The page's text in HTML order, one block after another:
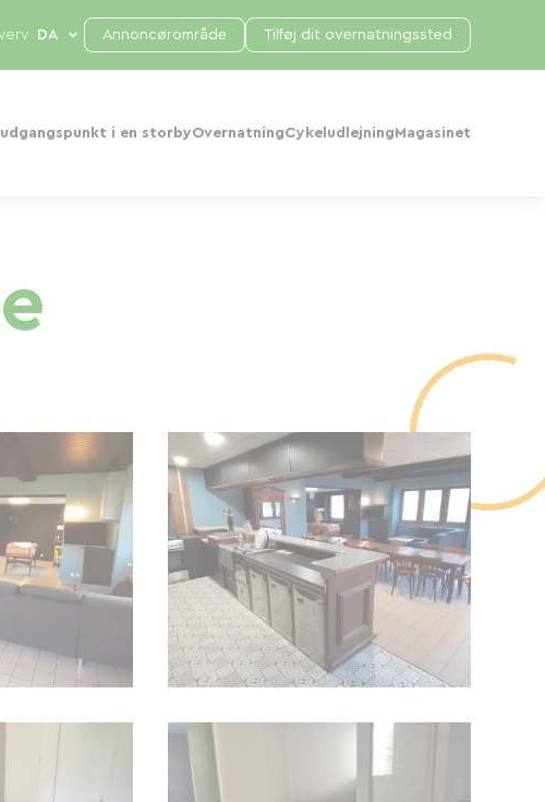
udgangspunkt i en storbyOvernatningCykeludlejning Magasinet
Annoncørområde Tilføj dit overnatningssted